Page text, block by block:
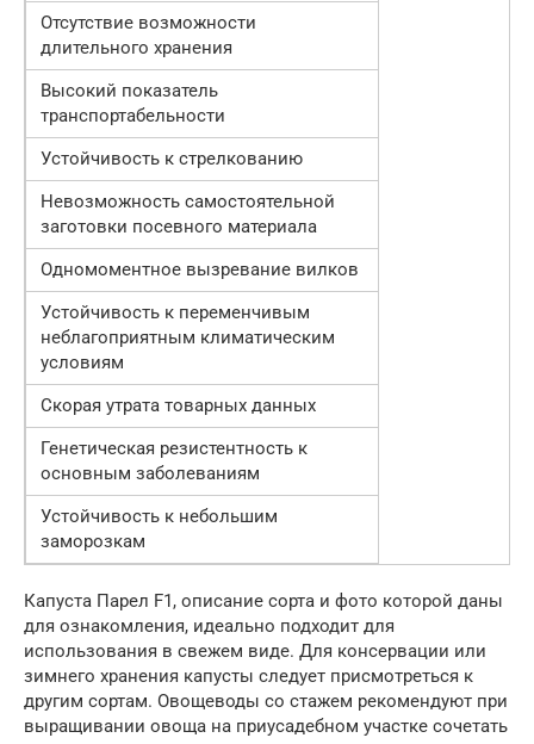
Отсутствие возможности
длительного хранения
Высокий показатель
транспортабельности
Устойчивость к стрелкованию
Невозможность самостоятельной
заготовки посевного материала
Одномоментное вызревание вилков
Устойчивость к переменчивым
неблагоприятным климатическим
условиям
Скорая утрата товарных данных
Генетическая резистентность к
основным заболеваниям
Устойчивость к небольшим
заморозкам
Капуста Парел F1, описание сорта и фото которой даны
для ознакомления, идеально подходит для
использования в свежем виде. Для консервации или
зимнего хранения капусты следует присмотреться к
другим сортам. Овощеводы со стажем рекомендуют при
выращивании овоща на приусадебном участке сочетать